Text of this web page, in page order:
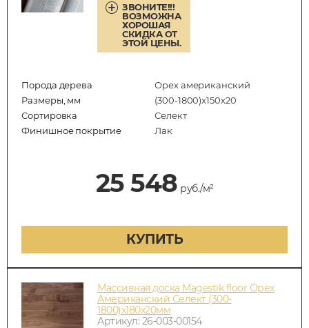
ЗВОНИТЕ!!!
ВОЗМОЖНА
ХОРОШАЯ
СКИДКА ОТ
ЭТОЙ ЦЕНЫ.
Порода дерева
Орех американский
Размеры, мм
(300-1800)x150x20
Сортировка
Селект
Финишное покрытие
Лак
25 548 руб./м²
КУПИТЬ
Массивная доска Magestik floor Орех
Американский Селект (300-
1800)x180x20мм
Артикул: 26-003-00154